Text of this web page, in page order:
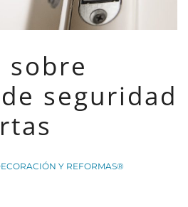
sobre
seguridad
Y REFORMAS®